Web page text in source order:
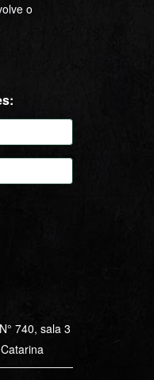
o
740, sala 3